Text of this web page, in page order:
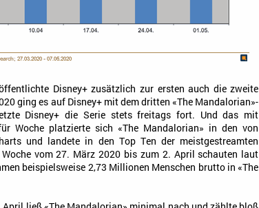
Disney+ zusätzlich zur ersten auch die zweite
ging es auf Disney+ mit dem dritten «The Mandalorian»-
Disney+ die Serie stets freitags fort. Und das mit
Woche platzierte sich «The Mandalorian» in den von
und landete in den Top Ten der meistgestreamten
vom 27. März 2020 bis zum 2. April schauten laut
beispielsweise 2,73 Millionen Menschen brutto in «The